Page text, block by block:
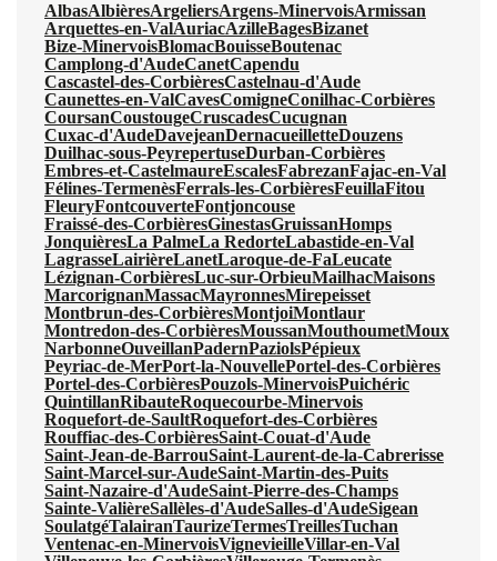
AlbasAlbièresArgeliersArgens-MinervoisArmissan
Arquettes-en-ValAuriacAzilleBagesBizanet
Bize-MinervoisBlomacBouisseBoutenac
Camplong-d'AudeCanetCapendu
Cascastel-des-CorbièresCastelnau-d'Aude
Caunettes-en-ValCavesComigneConilhac-Corbières
CoursanCoustougeCruscadesCucugnan
Cuxac-d'AudeDavejeanDernacueilletteDouzens
Duilhac-sous-PeyrepertuseDurban-Corbières
Embres-et-CastelmaureEscalesFabrezanFajac-en-Val
Félines-TermenèsFerrals-les-CorbièresFeuillaFitou
FleuryFontcouverteFontjoncouse
Fraissé-des-CorbièresGinestasGruissanHomps
JonquièresLa PalmeLa RedorteLabastide-en-Val
LagrasseLairièreLanetLaroque-de-FaLeucate
Lézignan-CorbièresLuc-sur-OrbieuMailhacMaisons
MarcorignanMassacMayronnesMirepeisset
Montbrun-des-CorbièresMontjoiMontlaur
Montredon-des-CorbièresMoussanMouthoumetMoux
NarbonneOuveillanPadernPaziolsPépieux
Peyriac-de-MerPort-la-NouvellePortel-des-Corbières
Portel-des-CorbièresPouzols-MinervoisPuichéric
QuintillanRibauteRoquecourbe-Minervois
Roquefort-de-SaultRoquefort-des-Corbières
Rouffiac-des-CorbièresSaint-Couat-d'Aude
Saint-Jean-de-BarrouSaint-Laurent-de-la-Cabrerisse
Saint-Marcel-sur-AudeSaint-Martin-des-Puits
Saint-Nazaire-d'AudeSaint-Pierre-des-Champs
Sainte-ValièreSallèles-d'AudeSalles-d'AudeSigean
SoulatgéTalairanTaurizeTermesTreillesTuchan
Ventenac-en-MinervoisVignevieilleVillar-en-Val